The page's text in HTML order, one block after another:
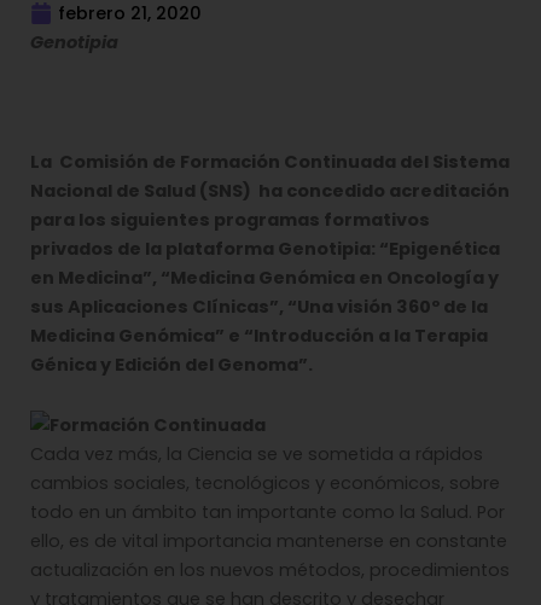
febrero 21, 2020
Genotipia
La Comisión de Formación Continuada del Sistema
Nacional de Salud (SNS) ha concedido acreditación
para los siguientes programas formativos
privados de la plataforma Genotipia: “Epigenética
en Medicina”, “Medicina Genómica en Oncología y
sus Aplicaciones Clínicas”, “Una visión 360º de la
Medicina Genómica” e “Introducción a la Terapia
Génica y Edición del Genoma”.
Cada vez más, la Ciencia se ve sometida a rápidos
cambios sociales, tecnológicos y económicos, sobre
todo en un ámbito tan importante como la Salud. Por
ello, es de vital importancia mantenerse en constante
actualización en los nuevos métodos, procedimientos
y tratamientos que se han descrito y desechar